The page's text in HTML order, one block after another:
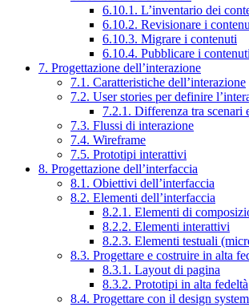
6.10.1. L’inventario dei
6.10.2. Revisionare i
6.10.3. Migrare i contenuti
6.10.4. Pubblicare i contenuti
7. Progettazione dell’interazione
7.1. Caratteristiche dell’interazione
7.2. User stories per definire
7.2.1. Differenza tra scenari
7.3. Flussi di interazione
7.4. Wireframe
7.5. Prototipi interattivi
8. Progettazione dell’interfaccia
8.1. Obiettivi dell’interfaccia
8.2. Elementi dell’interfaccia
8.2.1. Elementi di
8.2.2. Elementi interattivi
8.2.3. Elementi testuali
8.3. Progettare e costruire in alta
8.3.1. Layout di pagina
8.3.2. Prototipi in alta fedeltà
8.4. Progettare con il design